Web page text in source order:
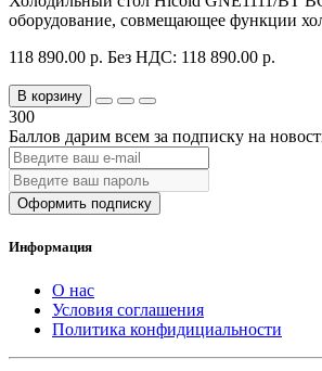
оборудование, совмещающее функции
118 890.00 р. Без НДС: 118 890.00 р.
В корзину
300
Баллов дарим всем за подписку на
Оформить подписку
Информация
О нас
Условия соглашения
Политика конфидициальности